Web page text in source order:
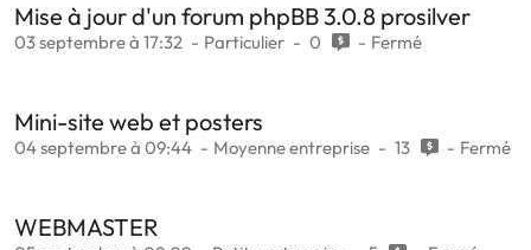
Mise à jour d'un forum phpBB 3.0.8 prosilver
03 septembre à 17:32 Particulier 0 Fermé
Mini-site web et posters
04 septembre à 09:44 Moyenne entreprise 13 Fermé
WEBMASTER